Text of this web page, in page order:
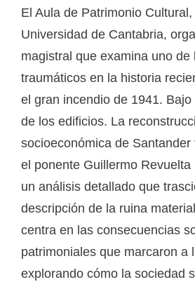
El Aula de Patrimonio
Universidad de Cantabria,
magistral que examina uno de
traumáticos en la historia
el gran incendio de 1941. Bajo
de los edificios. La
socioeconómica de Santander
el ponente Guillermo
un análisis detallado que
descripción de la ruina
centra en las consecuencias
patrimoniales que marcaron a
explorando cómo la sociedad